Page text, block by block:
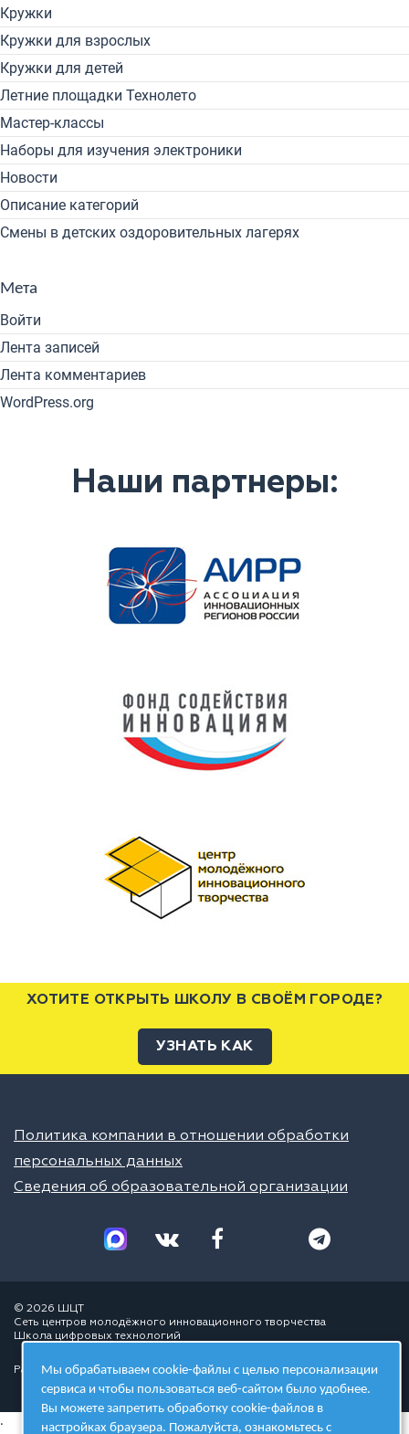
Кружки
Кружки для взрослых
Кружки для детей
Летние площадки Технолето
Мастер-классы
Наборы для изучения электроники
Новости
Описание категорий
Смены в детских оздоровительных лагерях
Мета
Войти
Лента записей
Лента комментариев
WordPress.org
Наши партнеры:
ХОТИТЕ ОТКРЫТЬ ШКОЛУ В СВОЁМ ГОРОДЕ?
УЗНАТЬ КАК
Политика компании в отношении обработки
персональных данных
Сведения об образовательной организации
© 2026 ШЦТ
Сеть центров молодёжного инновационного творчества
Школа цифровых технологий
Разработано в студии
.
Мы обрабатываем cookie-файлы с целью персонализации
сервиса и чтобы пользоваться веб-сайтом было удобнее.
Вы можете запретить обработку cookie-файлов в
настройках браузера. Пожалуйста, ознакомьтесь с